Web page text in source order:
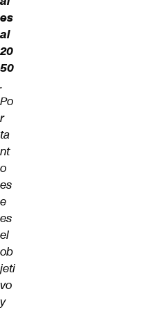
es
al
20
50
.
Po
r
ta
nt
o
es
e
es
el
ob
jeti
vo
y